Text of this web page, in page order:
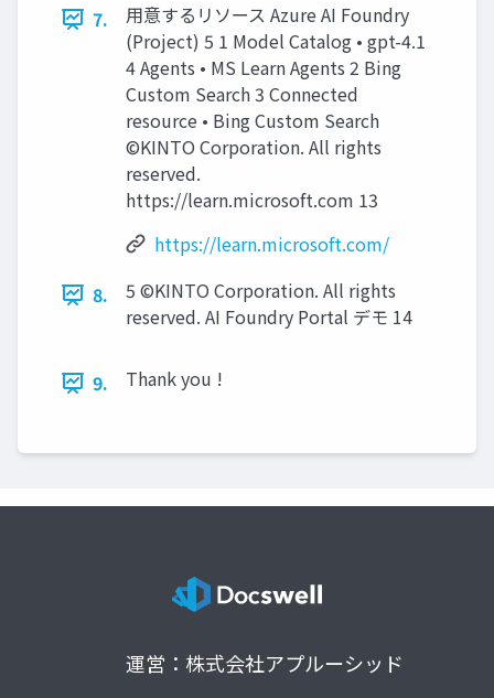
7.
用意するリソース Azure AI Foundry
(Project) 5 1 Model Catalog • gpt-4.1
4 Agents • MS Learn Agents 2 Bing
Custom Search 3 Connected
resource • Bing Custom Search
©KINTO Corporation. All rights
reserved.
https://learn.microsoft.com 13
https://learn.microsoft.com/
8.
5 ©KINTO Corporation. All rights
reserved. AI Foundry Portal デモ 14
9. Thank you !
運営：株式会社アプルーシッド